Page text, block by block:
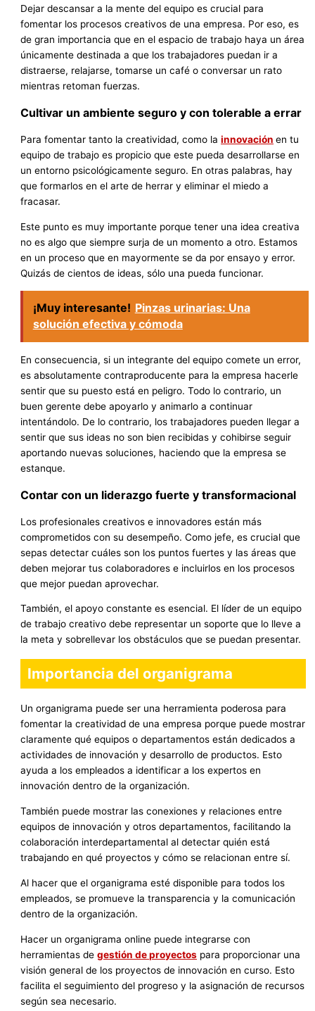
Dejar descansar a la mente del equipo es crucial para
fomentar los procesos creativos de una empresa. Por eso, es
de gran importancia que en el espacio de trabajo haya un área
únicamente destinada a que los trabajadores puedan ir a
distraerse, relajarse, tomarse un café o conversar un rato
mientras retoman fuerzas.
Cultivar un ambiente seguro y con tolerable a errar
Para fomentar tanto la creatividad, como lainnovación en tu
equipo de trabajo es propicio que este pueda desarrollarse en
un entorno psicológicamente seguro. En otras palabras, hay
que formarlos en el arte de herrar y eliminar el miedo a
fracasar.
Este punto es muy importante porque tener una idea creativa
no es algo que siempre surja de un momento a otro. Estamos
en un proceso que en mayormente se da por ensayo y error.
Quizás de cientos de ideas, sólo una pueda funcionar.
¡Muy interesante! Pinzas urinarias: Una
solución efectiva y cómoda
En consecuencia, si un integrante del equipo comete un error,
es absolutamente contraproducente para la empresa hacerle
sentir que su puesto está en peligro. Todo lo contrario, un
buen gerente debe apoyarlo y animarlo a continuar
intentándolo. De lo contrario, los trabajadores pueden llegar a
sentir que sus ideas no son bien recibidas y cohibirse seguir
aportando nuevas soluciones, haciendo que la empresa se
estanque.
Contar con un liderazgo fuerte y transformacional
Los profesionales creativos e innovadores están más
comprometidos con su desempeño. Como jefe, es crucial que
sepas detectar cuáles son los puntos fuertes y las áreas que
deben mejorar tus colaboradores e incluirlos en los procesos
que mejor puedan aprovechar.
También, el apoyo constante es esencial. El líder de un equipo
de trabajo creativo debe representar un soporte que lo lleve a
la meta y sobrellevar los obstáculos que se puedan presentar.
Importancia del organigrama
Un organigrama puede ser una herramienta poderosa para
fomentar la creatividad de una empresa porque puede mostrar
claramente qué equipos o departamentos están dedicados a
actividades de innovación y desarrollo de productos. Esto
ayuda a los empleados a identificar a los expertos en
innovación dentro de la organización.
También puede mostrar las conexiones y relaciones entre
equipos de innovación y otros departamentos, facilitando la
colaboración interdepartamental al detectar quién está
trabajando en qué proyectos y cómo se relacionan entre sí.
Al hacer que el organigrama esté disponible para todos los
empleados, se promueve la transparencia y la comunicación
dentro de la organización.
Hacer un organigrama online puede integrarse con
herramientas degestión de proyectos para proporcionar una
visión general de los proyectos de innovación en curso. Esto
facilita el seguimiento del progreso y la asignación de recursos
según sea necesario.